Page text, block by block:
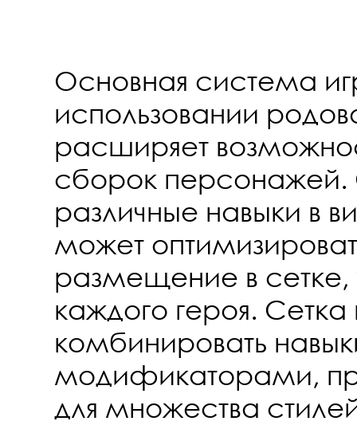
Основная система
использовании
расширяет
сборок
различные навыки в
может
размещение в сетке,
каждого героя. Сетка
комбинировать
модификаторами,
для множества